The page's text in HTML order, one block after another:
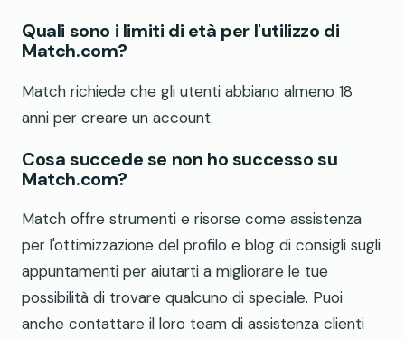
Quali sono i limiti di età per l'utilizzo di
Match.com?
Match richiede che gli utenti abbiano almeno 18
anni per creare un account.
Cosa succede se non ho successo su
Match.com?
Match offre strumenti e risorse come assistenza
per l'ottimizzazione del profilo e blog di consigli sugli
appuntamenti per aiutarti a migliorare le tue
possibilità di trovare qualcuno di speciale. Puoi
anche contattare il loro team di assistenza clienti